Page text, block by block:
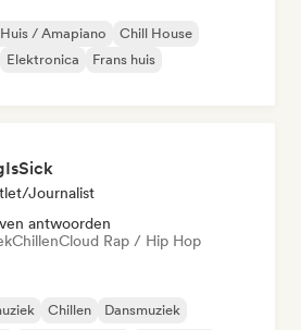
/ Amapiano
Chill House
Elektronica
Frans huis
Journalist
antwoorden
ChillenCloud Rap / Hip Hop
Chillen
Dansmuziek